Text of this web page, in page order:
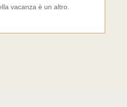
vacanza è un altro.